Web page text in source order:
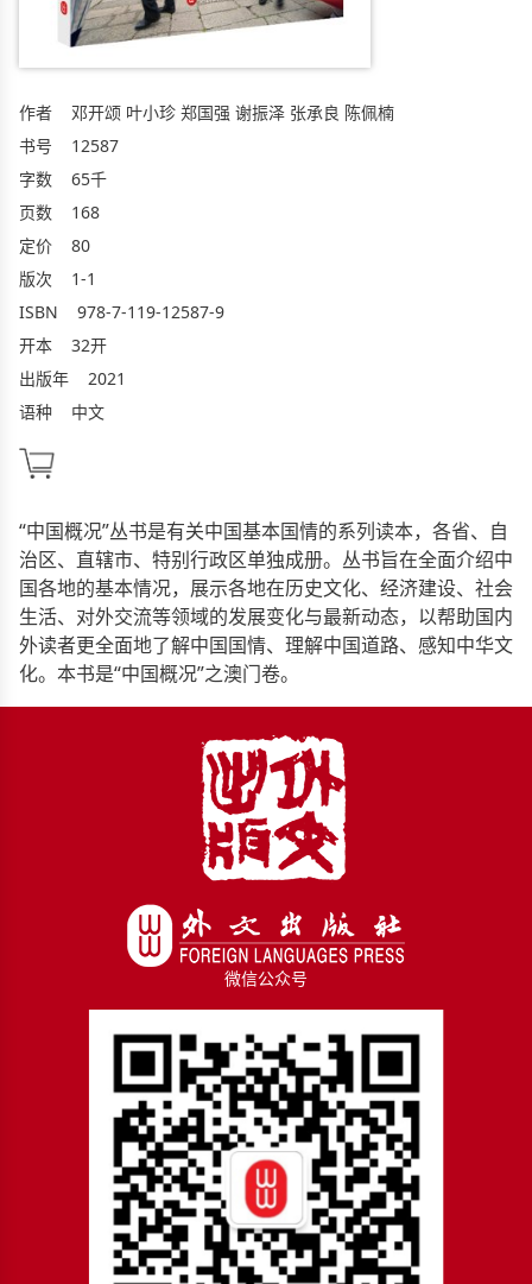
作者
邓开颂 叶小珍 郑国强 谢振泽 张承良 陈佩楠
书号
12587
字数
65千
页数
168
定价
80
版次
1-1
ISBN
978-7-119-12587-9
开本
32开
出版年
2021
语种
中文
“中国概况”丛书是有关中国基本国情的系列读本，各省、自
治区、直辖市、特别行政区单独成册。丛书旨在全面介绍中
国各地的基本情况，展示各地在历史文化、经济建设、社会
生活、对外交流等领域的发展变化与最新动态，以帮助国内
外读者更全面地了解中国国情、理解中国道路、感知中华文
化。本书是“中国概况”之澳门卷。
微信公众号